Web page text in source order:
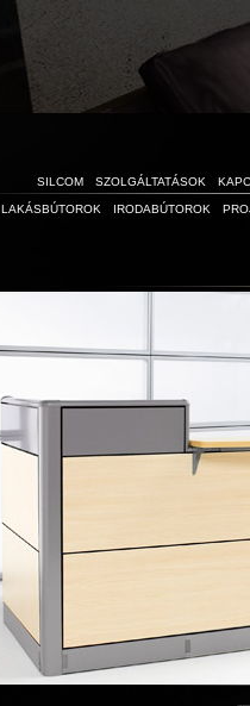
SILCOM SZOLGÁLTATÁSOK
LAKÁSBÚTOROK IRODABÚTOROK